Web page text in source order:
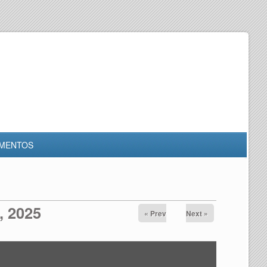
2025 « Prev Next »